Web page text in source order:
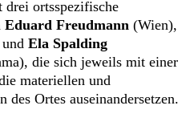
drei ortsspezifische
Eduard Freudmann (Wien),
Ela Spalding
die sich jeweils mit einer
materiellen und
des Ortes auseinandersetzen.